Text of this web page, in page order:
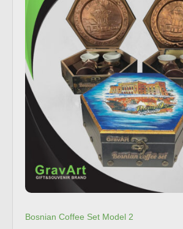
Bosnian Coffee Set Model 2